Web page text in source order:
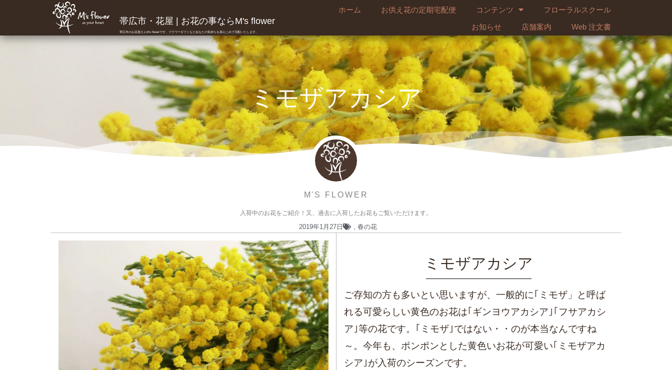
帯広市・花屋 | お花の事ならM's flower
帯広市のお花屋さんM's flowerです。フラワーギフトなどあなたの気持ちを真心こめて宅配いたします。
ホーム お供え花の定期宅配便 コンテンツ
フローラルスクール
お知らせ
店舗案内 Web 注文書
ミモザアカシア
M'S FLOWER
入荷中のお花をご紹介！又、過去に入荷したお花もご覧いただけます。
2019年1月27日 春の花
ミモザアカシア
ご存知の方も多いとい思いますが、一般的に｢ミモザ」と呼ば
れる可愛らしい黄色のお花は｢ギンヨウアカシア｣｢フサアカシ
ア｣等の花です。｢ミモザ｣ではない・・のが本当なんですね
～。今年も、ポンポンとした黄色いお花が可愛い｢ミモザアカ
シア｣が入荷のシーズンです。